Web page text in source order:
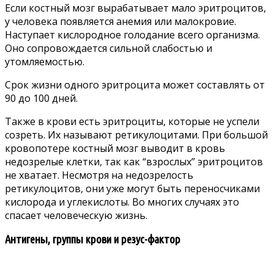
Если костный мозг вырабатывает мало эритроцитов,
у человека появляется анемия или малокровие.
Наступает кислородное голодание всего организма.
Оно сопровождается сильной слабостью и
утомляемостью.
Срок жизни одного эритроцита может составлять от
90 до 100 дней.
Также в крови есть эритроциты, которые не успели
созреть. Их называют ретикулоцитами. При большой
кровопотере костный мозг выводит в кровь
недозрелые клетки, так как “взрослых” эритроцитов
не хватает. Несмотря на недозрелость
ретикулоцитов, они уже могут быть переносчиками
кислорода и углекислоты. Во многих случаях это
спасает человеческую жизнь.
Антигены, группы крови и резус-фактор